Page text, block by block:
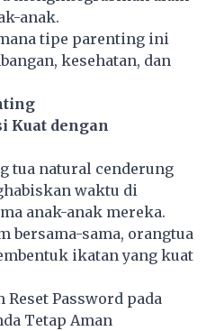
anak.
tipe parenting ini
kesehatan, dan
Kuat dengan
tua natural cenderung
waktu di
anak-anak mereka.
bersama-sama, orangtua
ikatan yang kuat
Reset Password pada
Tetap Aman